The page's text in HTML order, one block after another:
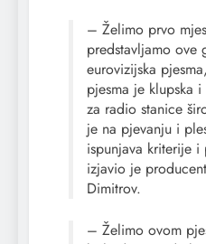
– Želimo prvo
predstavljamo ove
eurovizijska
pjesma je klupska
za radio stanice
je na pjevanju i
ispunjava kriterije
izjavio je
Dimitrov.
– Želimo ovom